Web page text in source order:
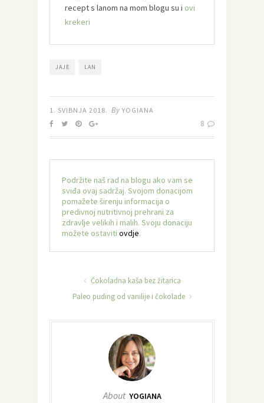
recept s lanom na mom blogu su i ovi
krekeri
JAJE LAN
1. SVIBNJA 2018. By YOGIANA
8
Podržite naš rad na blogu ako vam se
sviđa ovaj sadržaj. Svojom donacijom
pomažete širenju informacija o
predivnoj nutritivnoj prehrani za
zdravlje velikih i malih. Svoju donaciju
možete ostaviti ovdje.
Čokoladna kaša bez žitarica
Paleo puding od vanilije i čokolade
About YOGIANA